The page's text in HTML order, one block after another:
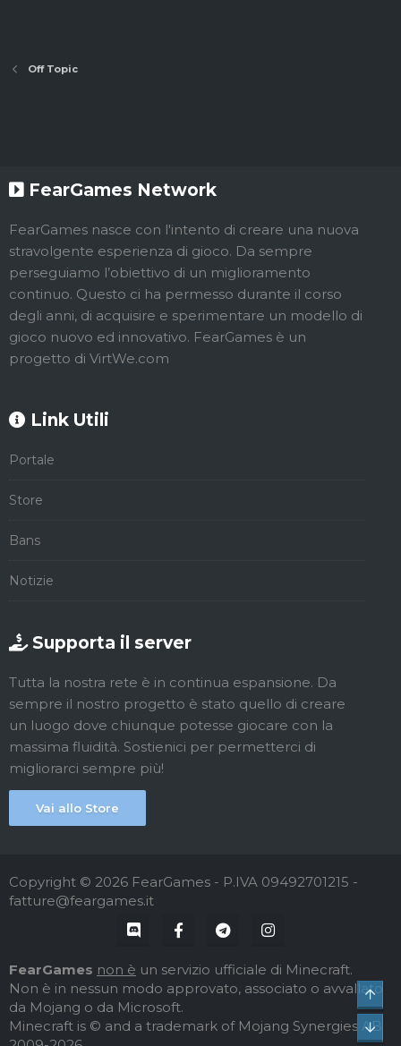
Off Topic
FearGames Network
FearGames nasce con l'intento di creare una nuova
stravolgente esperienza di gioco. Da sempre
perseguiamo l’obiettivo di un miglioramento
continuo. Questo ci ha permesso durante il corso
degli anni, di acquisire e sperimentare un modello di
gioco nuovo ed innovativo. FearGames è un
progetto di VirtWe.com
Link Utili
Portale
Store
Bans
Notizie
Supporta il server
Tutta la nostra rete è in continua espansione. Da
sempre il nostro progetto è stato quello di creare
un luogo dove chiunque potesse giocare con la
massima fluidità. Sostienici per permetterci di
migliorarci sempre più!
Vai allo Store
Copyright © 2026 FearGames - P.IVA 09492701215 -
fatture@feargames.it
FearGames non è un servizio ufficiale di Minecraft.
Non è in nessun modo approvato, associato o avvallato
da Mojang o da Microsoft.
Minecraft is © and a trademark of Mojang Synergies AB
Top